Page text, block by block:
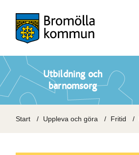
Utbildning och
barnomsorg
Start Uppleva och göra Fritid